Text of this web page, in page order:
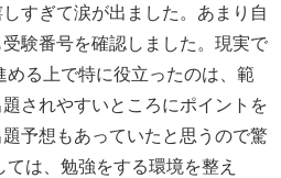
すぎて涙が出ました。あまり自
験番号を確認しました。現実で
める上で特に役立ったのは、範
されやすいところにポイントを
予想もあっていたと思うので驚
は、勉強をする環境を整え